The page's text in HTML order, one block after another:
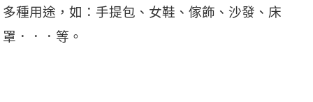
多種用途，如：手提包、女鞋、傢飾、沙發、床
罩．．．等。